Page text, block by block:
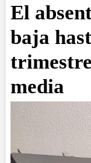
El
baja
media